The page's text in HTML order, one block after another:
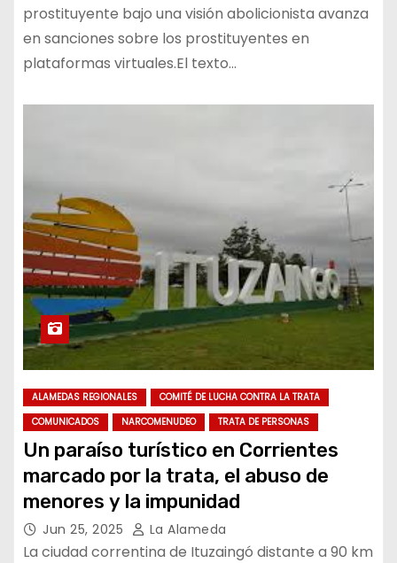
prostituyente bajo una visión abolicionista avanza
en sanciones sobre los prostituyentes en
plataformas virtuales.El texto…
ALAMEDAS REGIONALES
COMITÉ DE LUCHA CONTRA LA TRATA
COMUNICADOS
NARCOMENUDEO TRATA DE PERSONAS
Un paraíso turístico en Corrientes
marcado por la trata, el abuso de
menores y la impunidad
Jun 25, 2025 La Alameda
La ciudad correntina de Ituzaingó distante a 90 km